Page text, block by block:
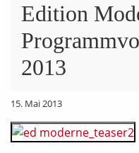
Edition
2013
15. Mai 2013